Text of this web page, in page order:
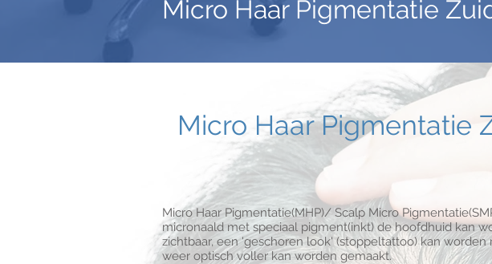
Micro Haar Pigmentatie
Micro Haar Pigmentatie
Micro Haar Pigmentatie(MHP)/ Scalp Micro
micronaald met speciaal pigment(inkt) de hoofdhuid kan
zichtbaar, een 'geschoren look' (stoppeltattoo) kan
weer optisch voller kan worden gemaakt.